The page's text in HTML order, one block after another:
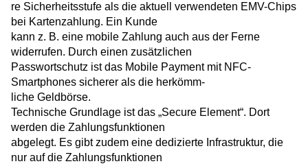
re Sicherheitsstufe als die aktuell verwendeten EMV-Chips
bei Kartenzahlung. Ein Kunde
kann z. B. eine mobile Zahlung auch aus der Ferne
widerrufen. Durch einen zusätzlichen
Passwortschutz ist das Mobile Payment mit NFC-
Smartphones sicherer als die herkömm-
liche Geldbörse.
Technische Grundlage ist das „Secure Element“. Dort
werden die Zahlungsfunktionen
abgelegt. Es gibt zudem eine dedizierte Infrastruktur, die
nur auf die Zahlungsfunktionen